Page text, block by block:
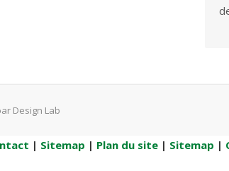
Design Lab
| Sitemap | Plan du site | Sitemap |